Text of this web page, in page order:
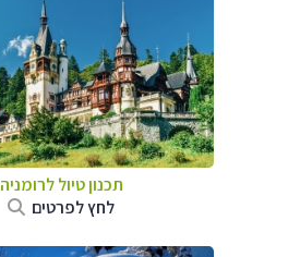
תכנון טיול לרומניה
לחץ לפרטים